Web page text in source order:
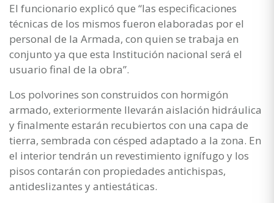
El funcionario explicó que “las especificaciones
técnicas de los mismos fueron elaboradas por el
personal de la Armada, con quien se trabaja en
conjunto ya que esta Institución nacional será el
usuario final de la obra”.
Los polvorines son construidos con hormigón
armado, exteriormente llevarán aislación hidráulica
y finalmente estarán recubiertos con una capa de
tierra, sembrada con césped adaptado a la zona. En
el interior tendrán un revestimiento ignífugo y los
pisos contarán con propiedades antichispas,
antideslizantes y antiestáticas.